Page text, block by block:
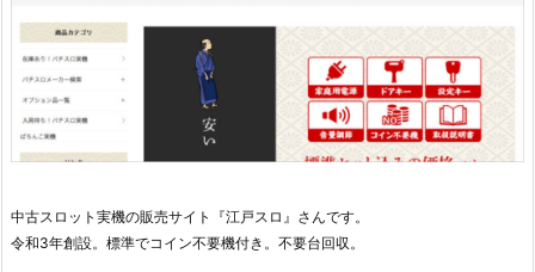
中古スロット実機の販売サイト『江戸スロ』さんです。
令和3年創設。標準でコイン不要機付き。不要台回収。